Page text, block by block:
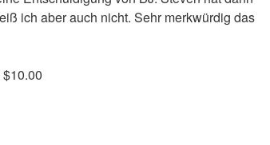
ich aber auch nicht. Sehr merkwürdig das